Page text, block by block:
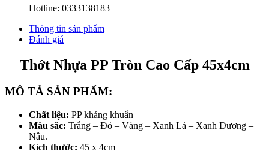
Hotline: 0333138183
Thông tin sản phẩm
Đánh giá
Thớt Nhựa PP Tròn Cao Cấp 45x4cm
MÔ TẢ SẢN PHẨM:
Chất liệu: PP kháng khuẩn
Màu sắc: Trắng – Đỏ – Vàng – Xanh Lá – Xanh Dương –
Nâu.
Kích thước: 45 x 4cm